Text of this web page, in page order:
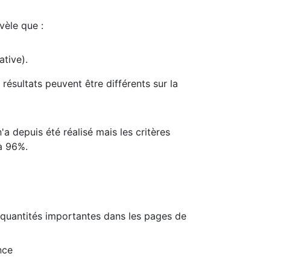
que :
peuvent être différents sur la
depuis été réalisé mais les critères
96%.
importantes dans les pages de